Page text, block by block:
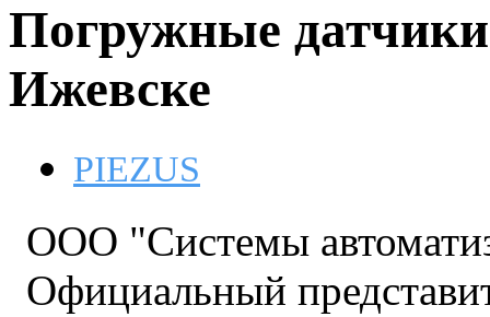
Погружные
Ижевске
PIEZUS
ООО "Системы
Официальный